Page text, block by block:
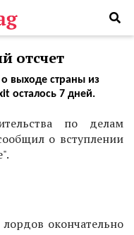
отсчет
о выходе страны из
осталось 7 дней.
по делам
о вступлении
окончательно